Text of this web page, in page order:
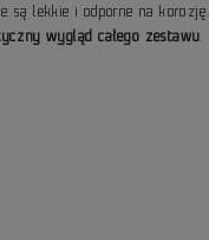
są lekkie i odporne na korozję.
wygląd całego zestawu